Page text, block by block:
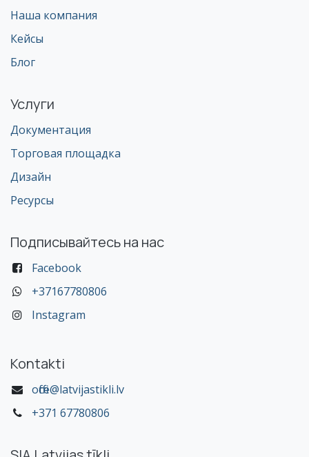
Наша компания
Кейсы
Блог
Услуги
Документация
Торговая площадка
Дизайн
Ресурсы
Подписывайтесь на нас
Facebook
+37167780806
Instagram
Kontakti
office@latvijastikli.lv
+371 67780806